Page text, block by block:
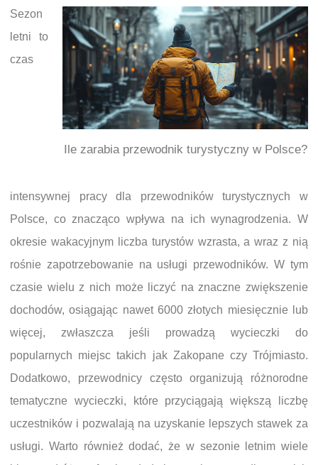
Ile zarabia przewodnik turystyczny w Polsce?
Sezon
letni to
czas
intensywnej pracy dla przewodników turystycznych w
Polsce, co znacząco wpływa na ich wynagrodzenia. W
okresie wakacyjnym liczba turystów wzrasta, a wraz z nią
rośnie zapotrzebowanie na usługi przewodników. W tym
czasie wielu z nich może liczyć na znaczne zwiększenie
dochodów, osiągając nawet 6000 złotych miesięcznie lub
więcej, zwłaszcza jeśli prowadzą wycieczki do
popularnych miejsc takich jak Zakopane czy Trójmiasto.
Dodatkowo, przewodnicy często organizują różnorodne
tematyczne wycieczki, które przyciągają większą liczbę
uczestników i pozwalają na uzyskanie lepszych stawek za
usługi. Warto również dodać, że w sezonie letnim wiele